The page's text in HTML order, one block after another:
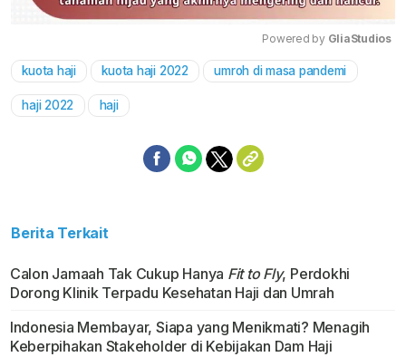
Mute
Powered by GliaStudios
kuota haji kuota haji 2022 umroh di masa pandemi
haji 2022 haji
Berita Terkait
Calon Jamaah Tak Cukup Hanya Fit to Fly, Perdokhi
Dorong Klinik Terpadu Kesehatan Haji dan Umrah
Indonesia Membayar, Siapa yang Menikmati? Menagih
Keberpihakan Stakeholder di Kebijakan Dam Haji